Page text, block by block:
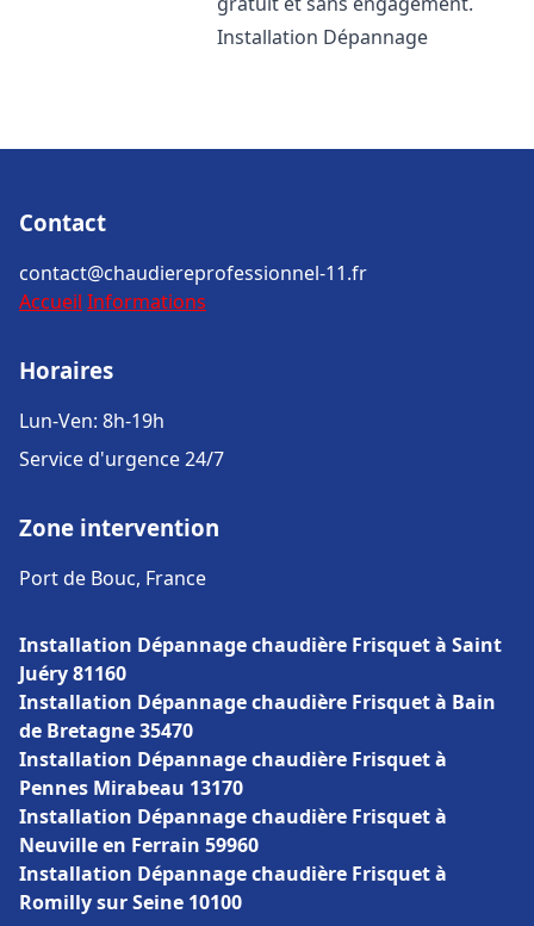
Installation Dépannage
Contact
contact@chaudiereprofessionnel-11.fr
Accueil Informations
Horaires
Lun-Ven: 8h-19h
Service d'urgence 24/7
Zone intervention
Port de Bouc, France
Installation Dépannage chaudière Frisquet à Saint
Juéry 81160
Installation Dépannage chaudière Frisquet à Bain
de Bretagne 35470
Installation Dépannage chaudière Frisquet à
Pennes Mirabeau 13170
Installation Dépannage chaudière Frisquet à
Neuville en Ferrain 59960
Installation Dépannage chaudière Frisquet à
Romilly sur Seine 10100